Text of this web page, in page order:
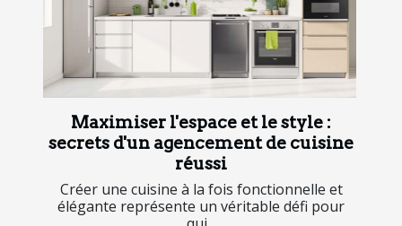
Maximiser l'espace et le style :
secrets d'un agencement de cuisine
réussi
Créer une cuisine à la fois fonctionnelle et
élégante représente un véritable défi pour